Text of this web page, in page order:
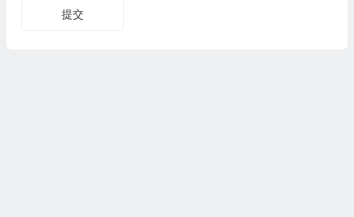
提交